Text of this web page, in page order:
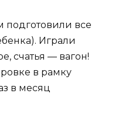
подготовили все
Играли
счатья — вагон!
в рамку
в месяц